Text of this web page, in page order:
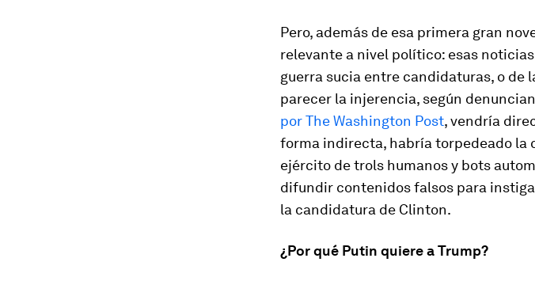
Pero, además de esa primera gran
relevante a nivel político: esas
guerra sucia entre candidaturas, o de
parecer la injerencia, según denuncian
por The Washington Post, vendría
forma indirecta, habría torpedeado la
ejército de trols humanos y bots
difundir contenidos falsos para
la candidatura de Clinton.
¿Por qué Putin quiere a Trump?